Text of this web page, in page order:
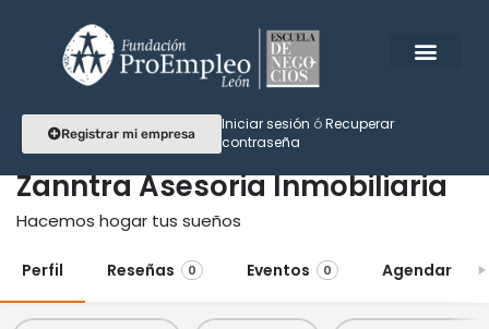
Registrar mi empresa
Iniciar sesión óRecuperar
contraseña
Zanntra Asesoria Inmobiliaria
Hacemos hogar tus sueños
Perfil Reseñas 0 Eventos 0 Agendar